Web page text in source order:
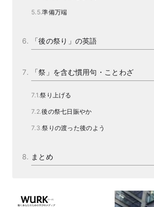
準備万端
「後の祭り」の英語
「祭」を含む慣用句・ことわざ
祭り上げる
後の祭七日賑やか
祭りの渡った後のよう
まとめ